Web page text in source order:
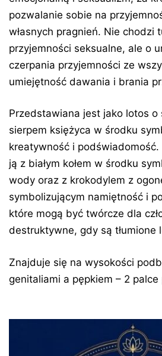
pozwalanie sobie na
własnych pragnień. Nie chodzi
przyjemności seksualne, ale o
czerpania przyjemności ze
umiejętność dawania i brania
Przedstawiana jest jako lotos o
sierpem księżyca w środku
kreatywność i podświadomość.
ją z białym kołem w środku
wody oraz z krokodylem z
symbolizującym namiętność i
które mogą być twórcze dla
destruktywne, gdy są tłumione
Znajduje się na wysokości
genitaliami a pępkiem – 2 palce